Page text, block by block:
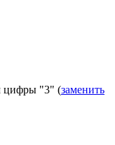
цифры "3" (заменить